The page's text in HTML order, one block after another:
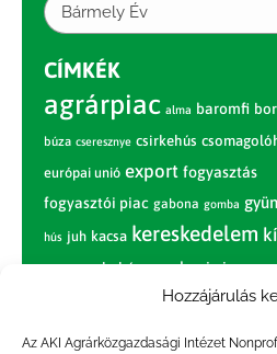
Hozzájárulás
Az AKI Agrárközgazdasági Intézet
Bármely Év
CÍMKÉK
agrárpiac alma baromfi bor
búza cseresznye csirkehús
európai unió export fogyasztás
fogyasztói piac gabona gomba
hús juh kacsa kereskedelem
körte marhahús nagybani piac
nemzetközi
paradicsom piac piaci